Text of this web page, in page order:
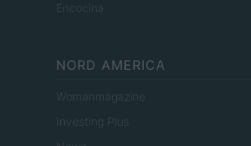
Encocina
NORD AMERICA
Womanmagazine
Investing Plus